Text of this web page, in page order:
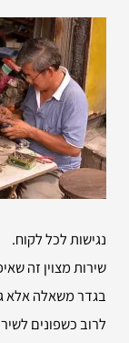
נגישות לכל לקוח.
שירות מצוין זה
בגדר משאלה אלא
לרוב כשפונים